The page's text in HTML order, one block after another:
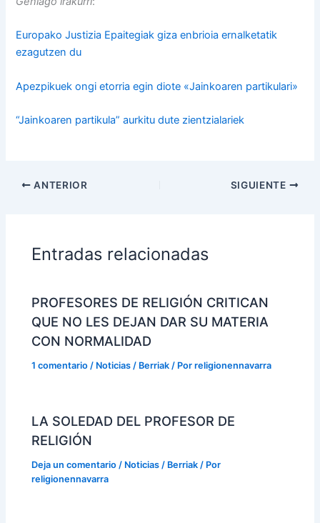
Europako Justizia Epaitegiak giza enbrioia ernalketatik
ezagutzen du
Apezpikuek ongi etorria egin diote «Jainkoaren partikulari»
“Jainkoaren partikula” aurkitu dute zientzialariek
ANTERIOR SIGUIENTE
Entradas relacionadas
PROFESORES DE RELIGIÓN CRITICAN
QUE NO LES DEJAN DAR SU MATERIA
CON NORMALIDAD
1 comentario / Noticias / Berriak / Porreligionennavarra
LA SOLEDAD DEL PROFESOR DE
RELIGIÓN
Deja un comentario / Noticias / Berriak / Por
religionennavarra